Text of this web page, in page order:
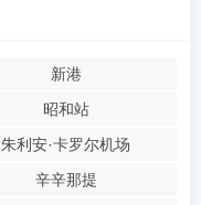
新港
昭和站
朱利安·卡罗尔机场
辛辛那提